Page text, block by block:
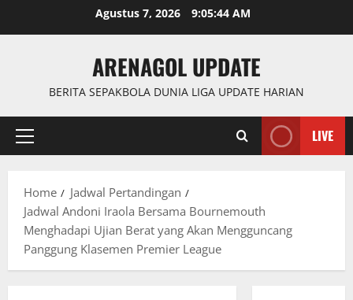
Agustus 7, 2026 9:05:45 AM
ARENAGOL UPDATE
BERITA SEPAKBOLA DUNIA LIGA UPDATE HARIAN
Primary
LIVE
Home
Jadwal Pertandingan
Jadwal Andoni Iraola Bersama Bournemouth
Menghadapi Ujian Berat yang Akan Mengguncang
Panggung Klasemen Premier League